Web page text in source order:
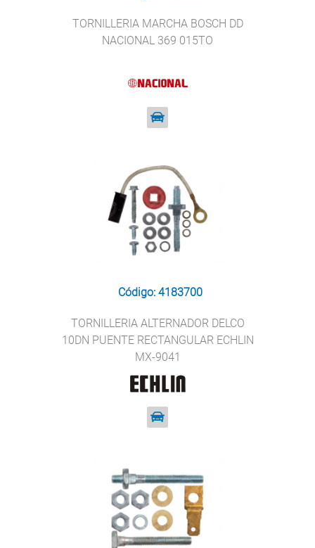
TORNILLERIA MARCHA BOSCH DD
NACIONAL 369 015TO
Código: 4183700
TORNILLERIA ALTERNADOR DELCO
10DN PUENTE RECTANGULAR ECHLIN
MX-9041